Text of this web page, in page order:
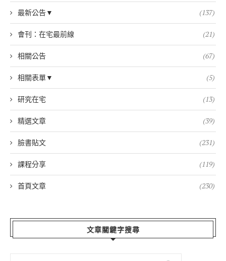
最新公告▼ (137)
會刊：在宅最前線 (21)
相關公告 (67)
相關表單▼ (5)
研究在宅 (13)
精選文章 (39)
臉書貼文 (231)
課程分享 (119)
首頁文章 (230)
文章關鍵字搜尋